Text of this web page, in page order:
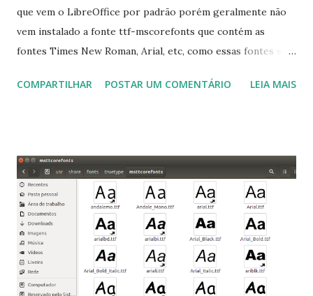
que vem o LibreOffice por padrão porém geralmente não
vem instalado a fonte ttf-mscorefonts que contém as
fontes Times New Roman, Arial, etc, como essas fontes são
a Associação Brasileira de Normas Técnicas (ABNT), exige
que contém essas fontes. Ao instalar o GNU/Linux abra o
terminal e execute o comando: $ sudo apt-get install ttf-
mscorefonts-installer Leia os termos de uso e avance
clicando em “Ok” Agora aceite os termos de uso clicando
em “Sim” Pronto agora abra o LibreOffice e veja se as
fontes Times New Roman, Arial estão instaladas. Caso
ocorra algum erro ou precisa reinstalar, execute: $ sudo
COMPARTILHAR POSTAR UM COMENTÁRIO LEIA MAIS